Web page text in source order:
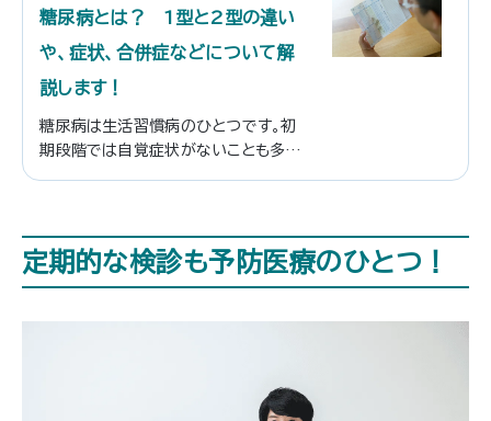
と思います。
糖尿病とは？ 1型と2型の違い
や、症状、合併症などについて解
説します！
糖尿病は生活習慣病のひとつです。初
期段階では自覚症状がないことも多く、
記事で糖尿病について学び、日頃から
糖尿病の予防をしていきましょう。
定期的な検診も予防医療のひとつ！